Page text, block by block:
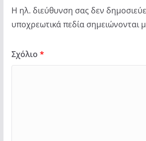
Η ηλ. διεύθυνση σας δεν
υποχρεωτικά πεδία σημειώνονται
Σχόλιο *